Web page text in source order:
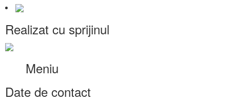
Realizat cu sprijinul
Meniu
Date de contact